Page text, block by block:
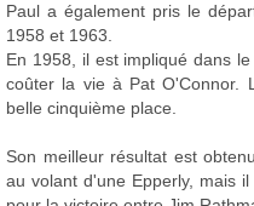
Paul a également pris le
1958 et 1963.
En 1958, il est impliqué dans
coûter la vie à Pat O'Connor.
belle cinquième place.
Son meilleur résultat est
au volant d'une Epperly, mais